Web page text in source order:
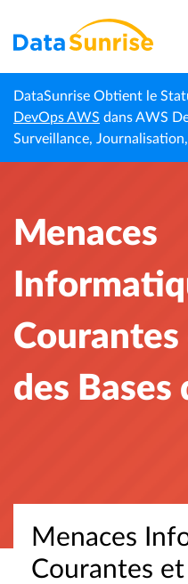
DataSunrise Obtient le
DevOps AWS dans AWS
Surveillance,
Accueil
Actualités
professionnelles
Menaces
des Bases
Menaces
Courantes